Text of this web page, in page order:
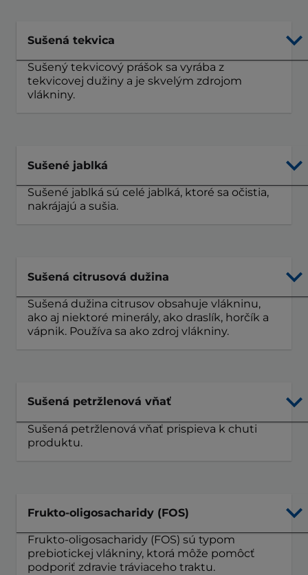
Sušená tekvica
Sušený tekvicový prášok sa vyrába z
tekvicovej dužiny a je skvelým zdrojom
vlákniny.
Sušené jablká
Sušené jablká sú celé jablká, ktoré sa očistia,
nakrájajú a sušia.
Sušená citrusová dužina
Sušená dužina citrusov obsahuje vlákninu,
ako aj niektoré minerály, ako draslík, horčík a
vápnik. Používa sa ako zdroj vlákniny.
Sušená petržlenová vňať
Sušená petržlenová vňať prispieva k chuti
produktu.
Frukto-oligosacharidy (FOS)
Frukto-oligosacharidy (FOS) sú typom
prebiotickej vlákniny, ktorá môže pomôcť
podporiť zdravie tráviaceho traktu.